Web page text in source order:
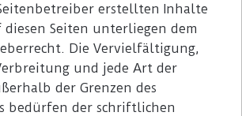
erstellten Inhalte
diesen Seiten unterliegen dem
Die Vervielfältigung,
und jede Art der
der Grenzen des
bedürfen der schriftlichen